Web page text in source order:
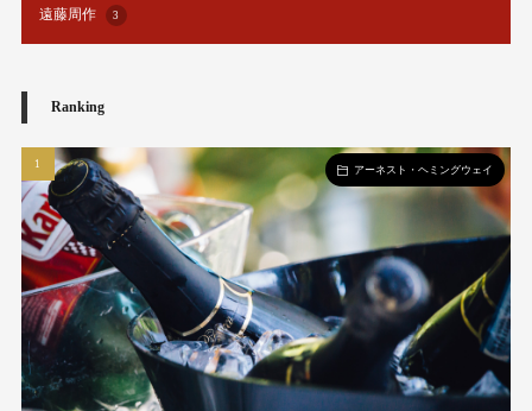
遠藤周作 3
Ranking
アーネスト・ヘミングウェイ